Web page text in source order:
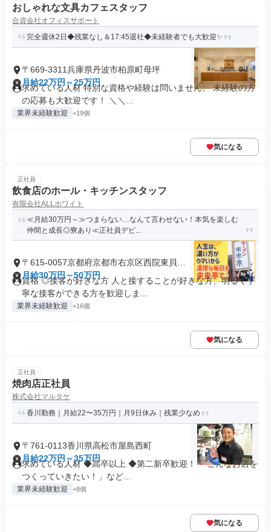
おしゃれな文具カフェスタッフ
合資会社オフィスサポート
完全週休2日◆残業なし＆17:45退社◆未経験者でも大歓迎✨
〒669-3311兵庫県丹波市柏原町母坪
月給22万円～25万円
求めている人材 特別な資格や経験は問いません。 未経験の方
の応募も大歓迎です！ ＼＼...
業界未経験歓迎 +19個
気になる
正社員
飲食店のホール・キッチンスタッフ
有限会社ALLホワイト
≪月給30万円～≫つまらない…なんて言わせない！本気を楽しむ
仲間と成長◎寮あり≪正社員デビ...
〒615-0057京都府京都市右京区西院東貝川
町
月給30万円～50万円
資格 ◎接客が好きな方 人と接することが好きな方、明るく丁
寧な接客ができる方を歓迎しま...
業界未経験歓迎 +16個
気になる
正社員
焼肉店正社員
株式会社マルタケ
香川勤務｜月給22〜35万円｜月9日休み｜残業少なめ
〒761-0113香川県高松市屋島西町
月給22万円～35万円
求めている人材 ◆高卒以上 ◆第二新卒歓迎！ 「こんなお店を
つくっていきたい！」など...
業界未経験歓迎 +8個
気になる